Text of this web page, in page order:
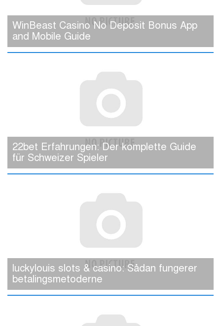
WinBeast Casino No Deposit Bonus App
and Mobile Guide
22bet Erfahrungen: Der komplette Guide
für Schweizer Spieler
luckylouis slots & casino: Sådan fungerer
betalingsmetoderne